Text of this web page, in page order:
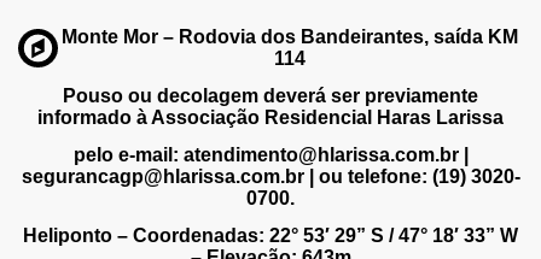
Monte Mor – Rodovia dos Bandeirantes, saída KM
114
Pouso ou decolagem deverá ser previamente
informado à Associação Residencial Haras Larissa
pelo e-mail: atendimento@hlarissa.com.br |
segurancagp@hlarissa.com.br | ou telefone: (19) 3020-
0700.
Heliponto – Coordenadas: 22° 53′ 29” S / 47° 18′ 33” W